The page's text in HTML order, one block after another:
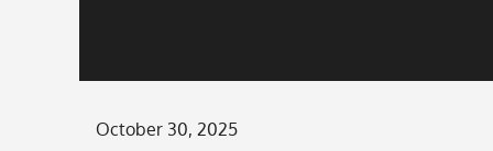
Posted
October 30, 2025